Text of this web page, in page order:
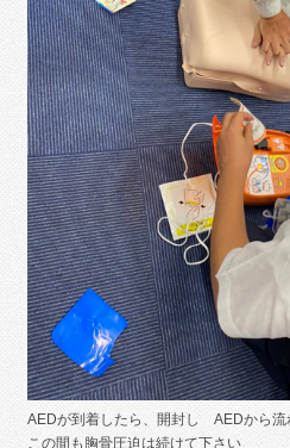
AEDが到着したら、開封し AEDから流
この間も胸骨圧迫は続けて下さい